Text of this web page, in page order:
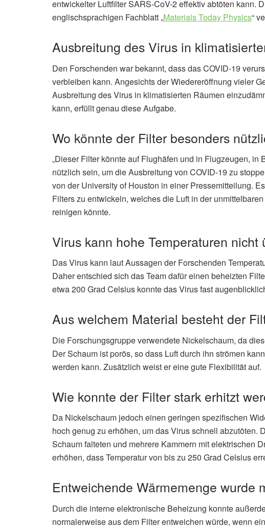
entwickelter Luftfilter SARS-CoV-2 effektiv abtöten kann.
englischsprachigen Fachblatt „Materials Today Physics“
Ausbreitung des Virus in
Den Forschenden war bekannt, dass das COVID-19
verbleiben kann. Angesichts der Wiedereröffnung vieler
Ausbreitung des Virus in klimatisierten Räumen
kann, erfüllt genau diese Aufgabe.
Wo könnte der Filter besonders
„Dieser Filter könnte auf Flughäfen und in Flugzeugen,
nützlich sein, um die Ausbreitung von COVID-19 zu
von der University of Houston in einer Pressemitteilung.
Filters zu entwickeln, welches die Luft in der
reinigen könnte.
Virus kann hohe Temperaturen nicht
Das Virus kann laut Aussagen der Forschenden
Daher entschied sich das Team dafür einen beheizten
etwa 200 Grad Celsius konnte das Virus fast
Aus welchem Material besteht der
Die Forschungsgruppe verwendete Nickelschaum, da
Der Schaum ist porös, so dass Luft durch ihn strömen
werden kann. Zusätzlich weist er eine gute Flexibilität auf.
Wie konnte der Filter stark erhitzt
Da Nickelschaum jedoch einen geringen spezifischen
hoch genug zu erhöhen, um das Virus schnell abzutöten.
Schaum falteten und mehrere Kammern mit elektrischen
erhöhen, dass Temperatur von bis zu 250 Grad Celsius
Entweichende Wärmemenge wurde
Durch die interne elektronische Beheizung konnte
normalerweise aus dem Filter entweichen würde, wenn